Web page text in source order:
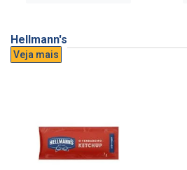
Hellmann's
Veja mais